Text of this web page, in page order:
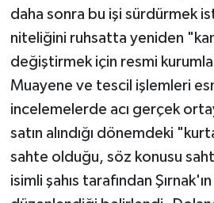
daha sonra bu işi sürdürmek
niteliğini ruhsatta yeniden
değiştirmek için resmi
Muayene ve tescil işlemleri
incelemelerde acı gerçek
satın alındığı dönemdeki
sahte olduğu, söz konusu
isimli şahıs tarafından